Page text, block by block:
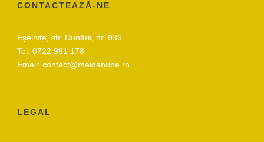
CONTACTEAZĂ-NE
Eșelnița, str. Dunării, nr. 936
Tel: 0722 991 178
Email: contact@maidanube.ro
LEGAL